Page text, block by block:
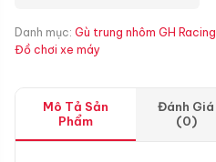
Danh mục: Gù trung nhôm GH Racing
Đồ chơi xe máy
Mô Tả Sản
Phẩm
Đánh Giá
(0)